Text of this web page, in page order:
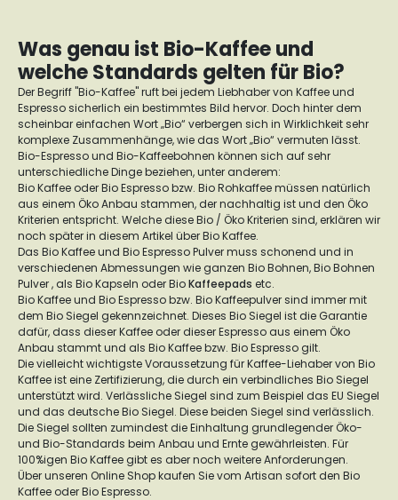
Was genau ist Bio-Kaffee und
welche Standards gelten für Bio?
Der Begriff "Bio-Kaffee" ruft bei jedem Liebhaber von Kaffee und
Espresso sicherlich ein bestimmtes Bild hervor. Doch hinter dem
scheinbar einfachen Wort „Bio“ verbergen sich in Wirklichkeit sehr
komplexe Zusammenhänge, wie das Wort „Bio“ vermuten lässt.
Bio-Espresso und Bio-Kaffeebohnen können sich auf sehr
unterschiedliche Dinge beziehen, unter anderem:
Bio Kaffee oder Bio Espresso bzw. Bio Rohkaffee müssen natürlich
aus einem Öko Anbau stammen, der nachhaltig ist und den Öko
Kriterien entspricht. Welche diese Bio / Öko Kriterien sind, erklären wir
noch später in diesem Artikel über Bio Kaffee.
Das Bio Kaffee und Bio Espresso Pulver muss schonend und in
verschiedenen Abmessungen wie ganzen Bio Bohnen, Bio Bohnen
Pulver , als Bio Kapseln oder BioKaffeepads etc.
Bio Kaffee und Bio Espresso bzw. Bio Kaffeepulver sind immer mit
dem Bio Siegel gekennzeichnet. Dieses Bio Siegel ist die Garantie
dafür, dass dieser Kaffee oder dieser Espresso aus einem Öko
Anbau stammt und als Bio Kaffee bzw. Bio Espresso gilt.
Die vielleicht wichtigste Voraussetzung für Kaffee-Liehaber von Bio
Kaffee ist eine Zertifizierung, die durch ein verbindliches Bio Siegel
unterstützt wird. Verlässliche Siegel sind zum Beispiel das EU Siegel
und das deutsche Bio Siegel. Diese beiden Siegel sind verlässlich.
Die Siegel sollten zumindest die Einhaltung grundlegender Öko-
und Bio-Standards beim Anbau und Ernte gewährleisten. Für
100%igen Bio Kaffee gibt es aber noch weitere Anforderungen.
Über unseren Online Shop kaufen Sie vom Artisan sofort den Bio
Kaffee oder Bio Espresso.